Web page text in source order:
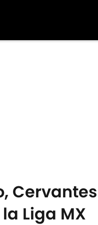
Liga MX